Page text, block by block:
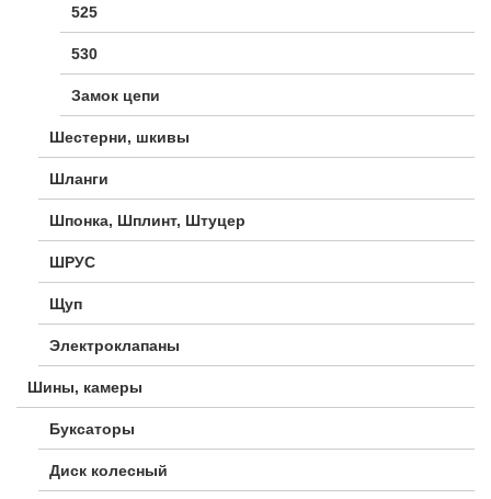
525
530
Замок цепи
Шестерни, шкивы
Шланги
Шпонка, Шплинт, Штуцер
ШРУС
Щуп
Электроклапаны
Шины, камеры
Буксаторы
Диск колесный